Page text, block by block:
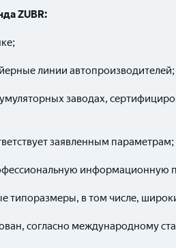
ZUBR:
линии автопроизводителей;
заводах,
заявленным параметрам;
информационную
типоразмеры, в том числе,
согласно международному